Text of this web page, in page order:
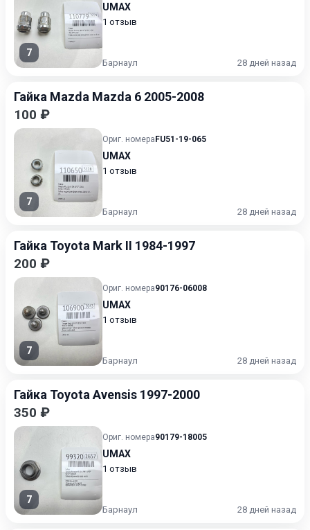
7
UMAX
1 отзыв
Барнаул 28 дней назад
Гайка Mazda Mazda 6 2005-2008
100 ₽
7
Ориг. номера FU51-19-065
UMAX
1 отзыв
Барнаул 28 дней назад
Гайка Toyota Mark II 1984-1997
200 ₽
7
Ориг. номера90176-06008
UMAX
1 отзыв
Барнаул 28 дней назад
Гайка Toyota Avensis 1997-2000
350 ₽
7
Ориг. номера90179-18005
UMAX
1 отзыв
Барнаул 28 дней назад